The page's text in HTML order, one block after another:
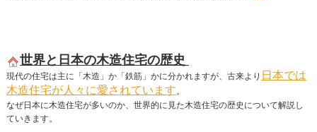
世界と日本の木造住宅の歴史
現代の住宅は主に「木造」か「鉄筋」かに分かれますが、古来より 日本では
木造住宅が人々に愛されています 。
なぜ日本に木造住宅が多いのか、世界的に見た木造住宅の歴史について解説し
ていきます。